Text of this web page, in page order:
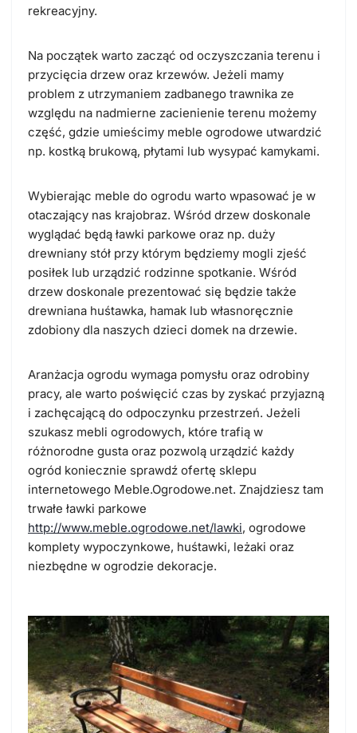
rekreacyjny.
Na początek warto zacząć od oczyszczania terenu i
przycięcia drzew oraz krzewów. Jeżeli mamy
problem z utrzymaniem zadbanego trawnika ze
względu na nadmierne zacienienie terenu możemy
część, gdzie umieścimy meble ogrodowe utwardzić
np. kostką brukową, płytami lub wysypać kamykami.
Wybierając meble do ogrodu warto wpasować je w
otaczający nas krajobraz. Wśród drzew doskonale
wyglądać będą ławki parkowe oraz np. duży
drewniany stół przy którym będziemy mogli zjeść
posiłek lub urządzić rodzinne spotkanie. Wśród
drzew doskonale prezentować się będzie także
drewniana huśtawka, hamak lub własnoręcznie
zdobiony dla naszych dzieci domek na drzewie.
Aranżacja ogrodu wymaga pomysłu oraz odrobiny
pracy, ale warto poświęcić czas by zyskać przyjazną
i zachęcającą do odpoczynku przestrzeń. Jeżeli
szukasz mebli ogrodowych, które trafią w
różnorodne gusta oraz pozwolą urządzić każdy
ogród koniecznie sprawdź ofertę sklepu
internetowego Meble.Ogrodowe.net. Znajdziesz tam
trwałe ławki parkowe
http://www.meble.ogrodowe.net/lawki, ogrodowe
komplety wypoczynkowe, huśtawki, leżaki oraz
niezbędne w ogrodzie dekoracje.